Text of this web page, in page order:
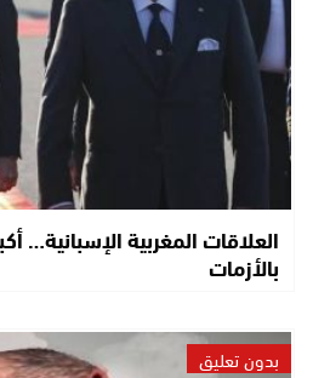
العلاقات المغربية الإسبانية…
بالأزمات
بدون تعليق